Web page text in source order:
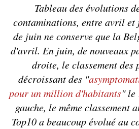
Tableau des évolutions
contaminations, entre avril et
de juin ne conserve que la
d'avril. En juin, de nouveaux
droite, le classement des
décroissant des "
pour un million d'habitants" le
gauche, le même classement
Top10 a beaucoup évolué au